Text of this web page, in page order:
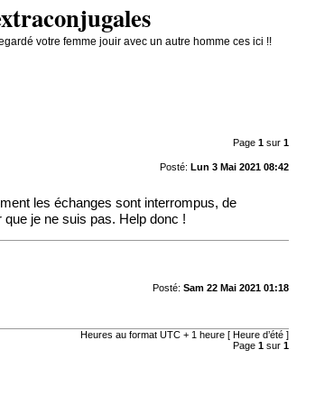
votre femme jouir avec un autre homme ces ici !!
Page 1sur 1
Posté: Lun 3 Mai 2021 08:42
les échanges sont interrompus, de
je ne suis pas. Help donc !
Posté: Sam 22 Mai 2021 01:18
Heures au format UTC + 1 heure [ Heure d’été ]
Page 1sur 1